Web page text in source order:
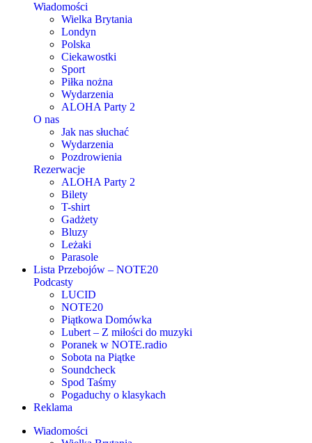
Wiadomości
Wielka Brytania
Londyn
Polska
Ciekawostki
Sport
Piłka nożna
Wydarzenia
ALOHA Party 2
O nas
Jak nas słuchać
Wydarzenia
Pozdrowienia
Rezerwacje
ALOHA Party 2
Bilety
T-shirt
Gadżety
Bluzy
Leżaki
Parasole
Lista Przebojów – NOTE20
Podcasty
LUCID
NOTE20
Piątkowa Domówka
Lubert – Z miłości do muzyki
Poranek w NOTE.radio
Sobota na Piątke
Soundcheck
Spod Taśmy
Pogaduchy o klasykach
Reklama
Wiadomości